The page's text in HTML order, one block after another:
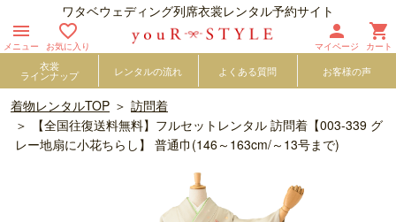
ワタベウェディング列席衣裳レンタル予約サイト

メニュー

お気に入り

マイページ

カート
衣裳
ラインナップ レンタルの流れ よくある質問 お客様の声
着物レンタルTOP
訪問着
【全国往復送料無料】フルセットレンタル 訪問着【003-339 グ
レー地扇に小花ちらし】 普通巾(146～163cm/～13号まで)